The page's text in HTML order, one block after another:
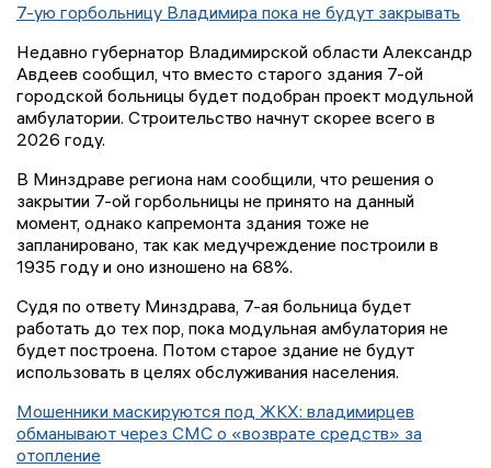
7-ую горбольницу Владимира пока не будут закрывать
Недавно губернатор Владимирской области Александр
Авдеев сообщил, что вместо старого здания 7-ой
городской больницы будет подобран проект модульной
амбулатории. Строительство начнут скорее всего в
2026 году.
В Минздраве региона нам сообщили, что решения о
закрытии 7-ой горбольницы не принято на данный
момент, однако капремонта здания тоже не
запланировано, так как медучреждение построили в
1935 году и оно изношено на 68%.
Судя по ответу Минздрава, 7-ая больница будет
работать до тех пор, пока модульная амбулатория не
будет построена. Потом старое здание не будут
использовать в целях обслуживания населения.
Мошенники маскируются под ЖКХ: владимирцев
обманывают через СМС о «возврате средств» за
отопление